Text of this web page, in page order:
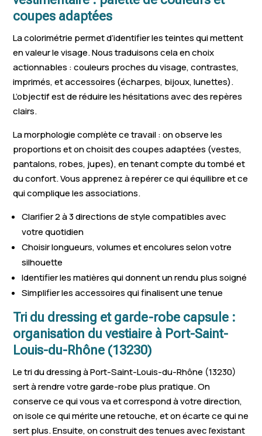
coupes adaptées
La colorimétrie permet d’identifier les teintes qui mettent
en valeur le visage. Nous traduisons cela en choix
actionnables : couleurs proches du visage, contrastes,
imprimés, et accessoires (écharpes, bijoux, lunettes).
L’objectif est de réduire les hésitations avec des repères
clairs.
La morphologie complète ce travail : on observe les
proportions et on choisit des coupes adaptées (vestes,
pantalons, robes, jupes), en tenant compte du tombé et
du confort. Vous apprenez à repérer ce qui équilibre et ce
qui complique les associations.
Clarifier 2 à 3 directions de style compatibles avec
votre quotidien
Choisir longueurs, volumes et encolures selon votre
silhouette
Identifier les matières qui donnent un rendu plus soigné
Simplifier les accessoires qui finalisent une tenue
Tri du dressing et garde-robe capsule :
organisation du vestiaire à Port-Saint-
Louis-du-Rhône (13230)
Le tri du dressing à Port-Saint-Louis-du-Rhône (13230)
sert à rendre votre garde-robe plus pratique. On
conserve ce qui vous va et correspond à votre direction,
on isole ce qui mérite une retouche, et on écarte ce qui ne
sert plus. Ensuite, on construit des tenues avec l’existant